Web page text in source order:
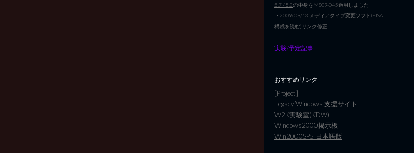
5.7 / 5.8の中身をMS09-045適用しました
・2009/09/13 メディアタイプ変更ソフト(EISA
構成を読む) リンク修正
実験/予定記事
おすすめリンク
[Project]
Legacy Windows 支援サイト
W2K実験室(KDW)
Windows2000掲示板
Win2000SP5 日本語版